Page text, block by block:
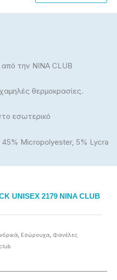
από την NINA CLUB
θερμοκρασίες.
εσωτερικό
Micropolyester, 5% Lycra
UNISEX 2179 NINA CLUB
, Εσώρουχα, Φανέλες